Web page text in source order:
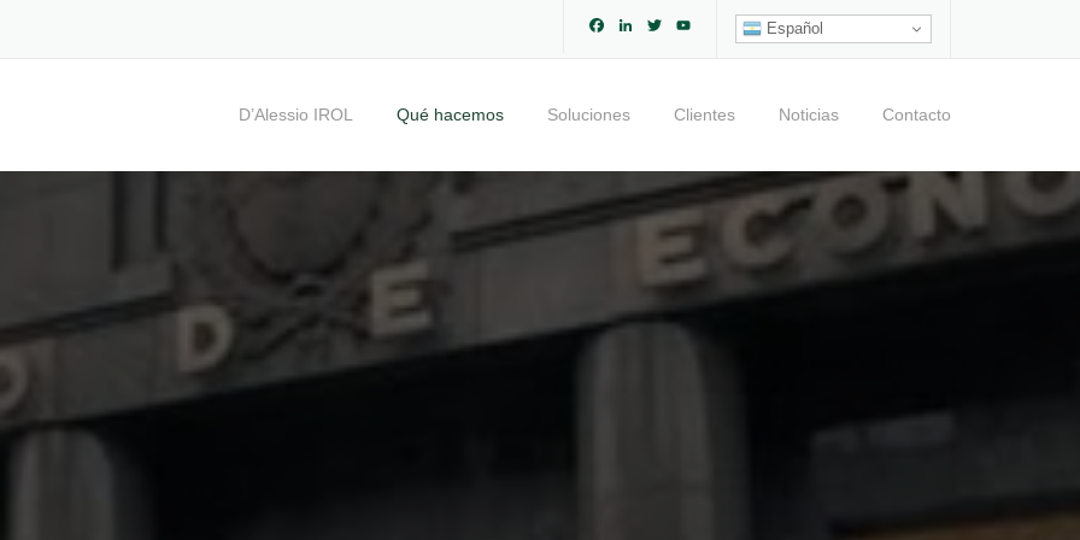
Español
Facebook
LinkedIn
TwitterYouTube
Channel
D’Alessio IROL Qué hacemos Soluciones Clientes Noticias Contacto